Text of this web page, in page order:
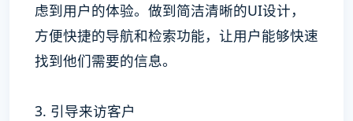
虑到用户的体验。做到简洁清晰的UI设计，
方便快捷的导航和检索功能，让用户能够快速
找到他们需要的信息。
3. 引导来访客户